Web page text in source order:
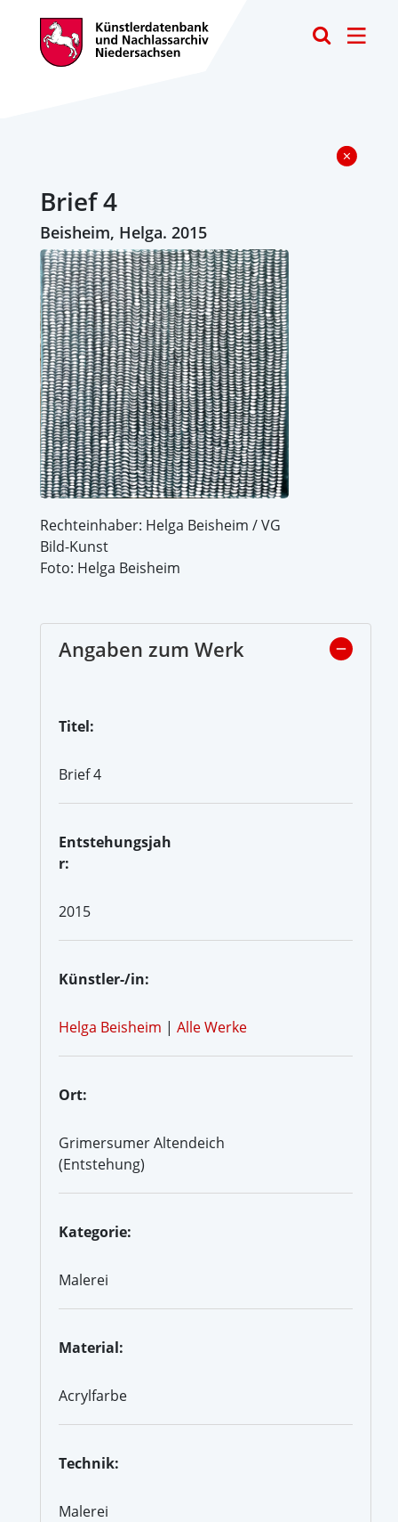
Brief 4
Beisheim, Helga. 2015
Rechteinhaber: Helga Beisheim / VG
Bild-Kunst
Foto: Helga Beisheim
Angaben zum Werk
Titel:
Brief 4
Entstehungsjah
r:
2015
Künstler-/in:
Helga Beisheim | Alle Werke
Ort:
Grimersumer Altendeich
(Entstehung)
Kategorie:
Malerei
Material:
Acrylfarbe
Technik:
Malerei